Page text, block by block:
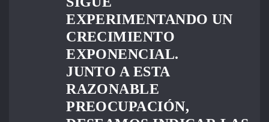
EXPERIMENTANDO UN
CRECIMIENTO
EXPONENCIAL.
JUNTO A ESTA
RAZONABLE
PREOCUPACIÓN,